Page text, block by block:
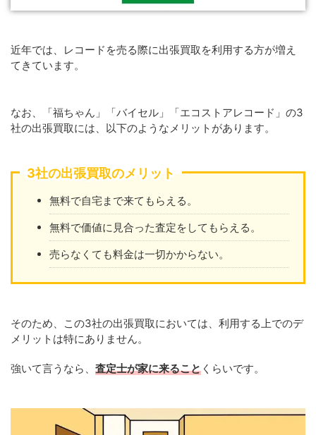
近年では、レコードを売る際に出張買取を利用する方が増え
てきています。
なお、「福ちゃん」「バイセル」「エコストアレコード」の3
社の出張買取には、以下のようなメリットがあります。
3社の出張買取のメリット
無料で自宅まで来てもらえる。
無料で価値に見合った査定をしてもらえる。
売らなくても料金は一切かからない。
そのため、この3社の出張買取においては、利用する上でのデ
メリットは特にありません。
強いて言うなら、 査定士が家に来ること くらいです。